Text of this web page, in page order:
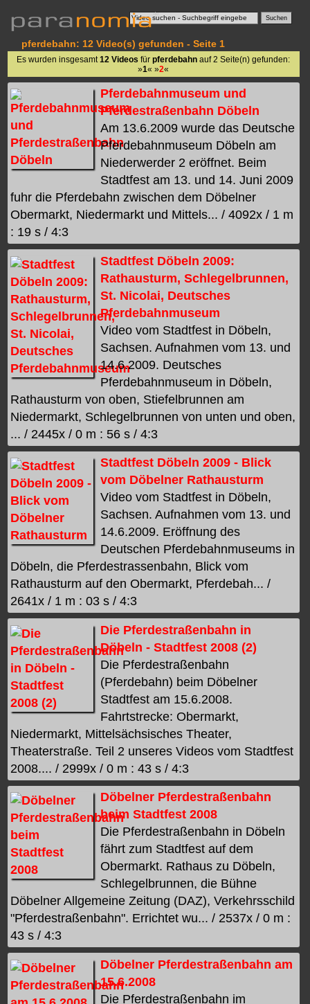
pferdebahn: 12 Video(s) gefunden - Seite 1
Es wurden insgesamt12 Videos fürpferdebahn auf 2 Seite(n) gefunden:
»1« »2«
Pferdebahnmuseum und
Pferdestraßenbahn Döbeln
Am 13.6.2009 wurde das Deutsche
Pferdebahnmuseum Döbeln am
Niederwerder 2 eröffnet. Beim
Stadtfest am 13. und 14. Juni 2009
fuhr die Pferdebahn zwischen dem Döbelner
Obermarkt, Niedermarkt und Mittels... / 4092x / 1 m
: 19 s / 4:3
Stadtfest Döbeln 2009:
Rathausturm, Schlegelbrunnen,
St. Nicolai, Deutsches
Pferdebahnmuseum
Video vom Stadtfest in Döbeln,
Sachsen. Aufnahmen vom 13. und
14.6.2009. Deutsches
Pferdebahnmuseum in Döbeln,
Rathausturm von oben, Stiefelbrunnen am
Niedermarkt, Schlegelbrunnen von unten und oben,
... / 2445x / 0 m : 56 s / 4:3
Stadtfest Döbeln 2009 - Blick
vom Döbelner Rathausturm
Video vom Stadtfest in Döbeln,
Sachsen. Aufnahmen vom 13. und
14.6.2009. Eröffnung des
Deutschen Pferdebahnmuseums in
Döbeln, die Pferdestrassenbahn, Blick vom
Rathausturm auf den Obermarkt, Pferdebah... /
2641x / 1 m : 03 s / 4:3
Die Pferdestraßenbahn in
Döbeln - Stadtfest 2008 (2)
Die Pferdestraßenbahn
(Pferdebahn) beim Döbelner
Stadtfest am 15.6.2008.
Fahrtstrecke: Obermarkt,
Niedermarkt, Mittelsächsisches Theater,
Theaterstraße. Teil 2 unseres Videos vom Stadtfest
2008.... / 2999x / 0 m : 43 s / 4:3
Döbelner Pferdestraßenbahn
beim Stadtfest 2008
Die Pferdestraßenbahn in Döbeln
fährt zum Stadtfest auf dem
Obermarkt. Rathaus zu Döbeln,
Schlegelbrunnen, die Bühne
Döbelner Allgemeine Zeitung (DAZ), Verkehrsschild
"Pferdestraßenbahn". Errichtet wu... / 2537x / 0 m :
43 s / 4:3
Döbelner Pferdestraßenbahn am
15.6.2008
Die Pferdestraßenbahn im